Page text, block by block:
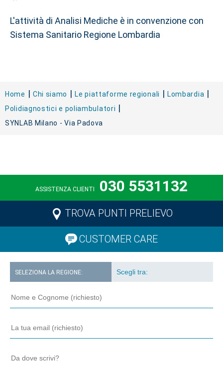
L'attività di Analisi Mediche è in convenzione con
Sistema Sanitario Regione Lombardia
Home Chi siamo Le piattaforme regionali
Lombardia
Polidiagnostici e poliambulatori
SYNLAB Milano - Via Padova
ASSISTENZA CLIENTI 030 5531132
TROVA PUNTI PRELIEVO
CUSTOMER CARE
SELEZIONA LA REGIONE: